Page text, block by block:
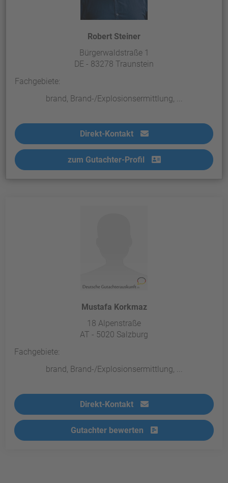
Robert Steiner
Bürgerwaldstraße 1
DE - 83278 Traunstein
Fachgebiete:
brand, Brand-/Explosionsermittlung, ...
Direkt-Kontakt
zum Gutachter-Profil
Mustafa Korkmaz
18 Alpenstraße
AT - 5020 Salzburg
Fachgebiete:
brand, Brand-/Explosionsermittlung, ...
Direkt-Kontakt
Gutachter bewerten